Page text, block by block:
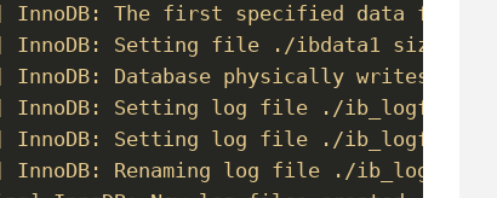
InnoDB: The first specified data file
InnoDB: Setting file ./ibdata1 size to 12
InnoDB: Database physically writes
InnoDB: Setting log file ./ib_logfile101
InnoDB: Setting log file ./ib_logfile1
InnoDB: Renaming log file ./